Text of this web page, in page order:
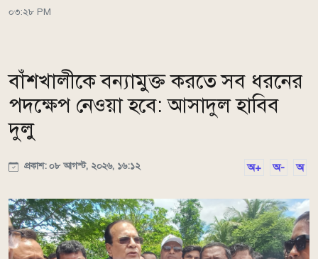
০৩:২৮ PM
বাঁশখালীকে বন্যামুক্ত করতে সব ধরনের
পদক্ষেপ নেওয়া হবে: আসাদুল হাবিব
দুলু
প্রকাশ: ০৮ আগস্ট, ২০২৬, ১৬:১২ অ+ অ- অ